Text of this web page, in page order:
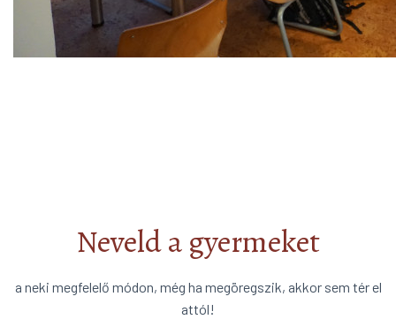
Neveld a gyermeket
a neki megfelelő módon, még ha megöregszik, akkor sem tér el
attól!